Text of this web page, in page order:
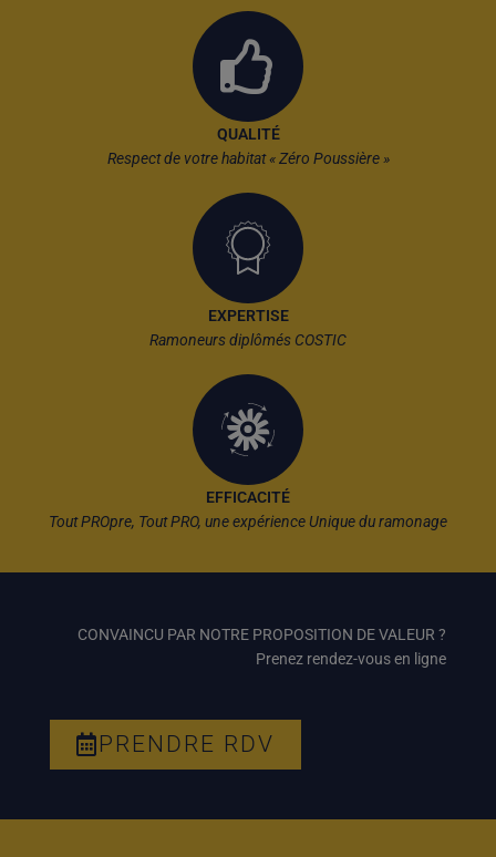
QUALITÉ
Respect de votre habitat « Zéro Poussière »
EXPERTISE
Ramoneurs diplômés COSTIC
EFFICACITÉ
Tout PROpre, Tout PRO, une expérience Unique du ramonage
CONVAINCU PAR NOTRE PROPOSITION DE VALEUR ?
Prenez rendez-vous en ligne
PRENDRE RDV